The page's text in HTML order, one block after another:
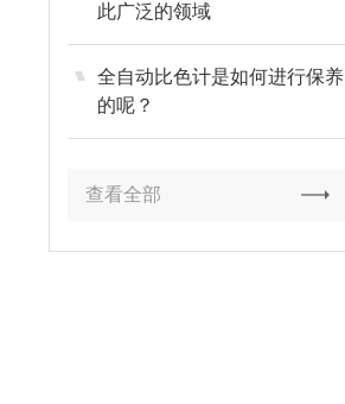
此广泛的领域
全自动比色计是如何进行保养
的呢？
查看全部